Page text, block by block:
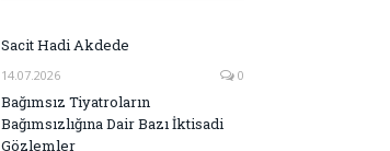
Sacit Hadi Akdede
14.07.2026 0
Bağımsız Tiyatroların
Bağımsızlığına Dair Bazı İktisadi
Gözlemler